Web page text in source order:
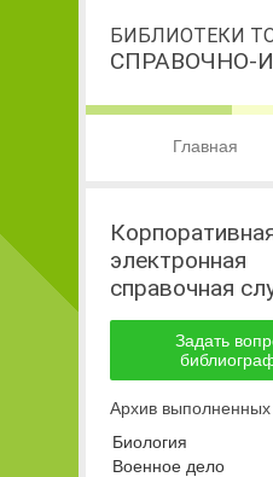
БИБЛИОТЕКИ
Главная
электронная
справочная
Задать
Архив выполненных
Биология
Военное дело